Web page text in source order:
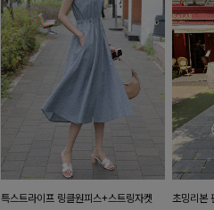
특스트라이프 링클원피스+스트링자켓
초밍리본